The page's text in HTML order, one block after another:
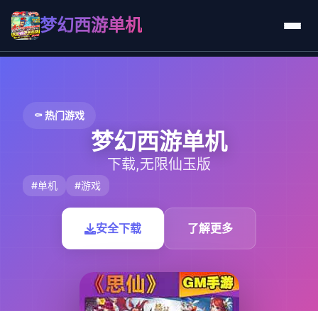
梦幻西游单机
⚰️ 热门游戏
梦幻西游单机
下载,无限仙玉版
#单机 #游戏
安全下载 了解更多